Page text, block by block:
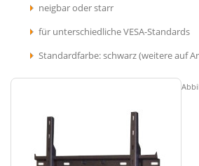
neigbar oder starr
für unterschiedliche VESA-Standards
Standardfarbe: schwarz (weitere auf